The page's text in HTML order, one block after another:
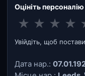
Оцініть персоналію
★ ★ ★ ★
Увійдіть, щоб
Дата нар.: